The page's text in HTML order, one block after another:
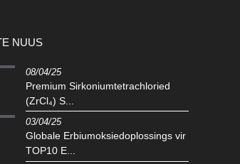
NUUS
08/04/25
Premium Sirkoniumtetrachloried
(ZrCl₄) S...
03/04/25
Globale Erbiumoksiedoplossings vir
TOP10 E...